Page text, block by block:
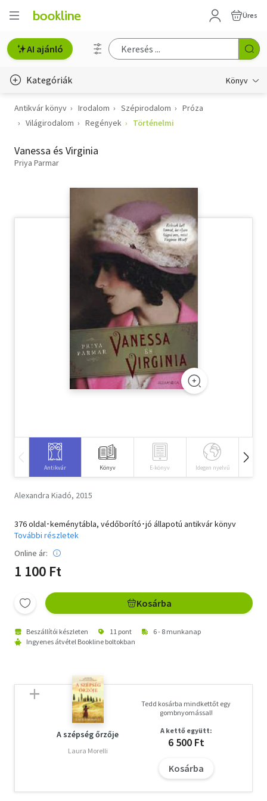
Üres
AI ajánló
Kategóriák Könyv
Életmód, egészség
Gyermek- és ifjúsági
Hobbi, szabadidő
Társadalomtudomány
Antikvár könyv Irodalom Szépirodalom
Próza
Világirodalom
Regények Történelmi
Vanessa és Virginia
Priya Parmar
Antikvár Könyv E-könyv Idegen nyelvű
Alexandra Kiadó, 2015
376 oldal･keménytábla, védőborító･jó állapotú antikvár könyv
További részletek
Online ár:
1 100 Ft
Kosárba
Beszállítói készleten 11 pont
6 - 8 munkanap
Ingyenes átvétel Bookline boltokban
A szépség őrzője
Laura Morelli
Tedd kosárba mindkettőt egy
gombnyomással!
A kettő együtt:
6 500 Ft
Kosárba